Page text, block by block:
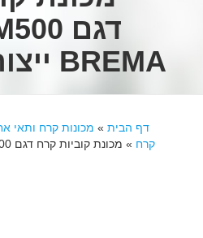
BREMA ייצור 200 ק"ג
דף הבית » מכונות קרח ותאי
קרח »